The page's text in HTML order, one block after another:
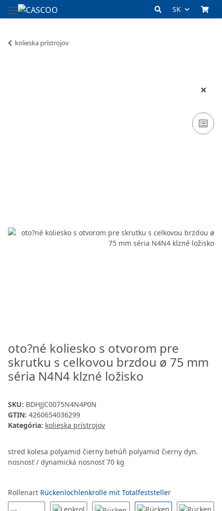
SK
kolieska prístrojov
oto?né koliesko s otvorom pre
skrutku s celkovou brzdou ø 75 mm
séria N4N4 klzné ložisko
SKU: BDHJJC0075N4N4P0N
GTIN: 4260654036299
Kategória: kolieska prístrojov
stred kolesa polyamid čierny behúň polyamid čierny dyn.
nosnosť / dynamická nosnosť 70 kg
Rollenart Rückenlochlenkrolle mit Totalfeststeller